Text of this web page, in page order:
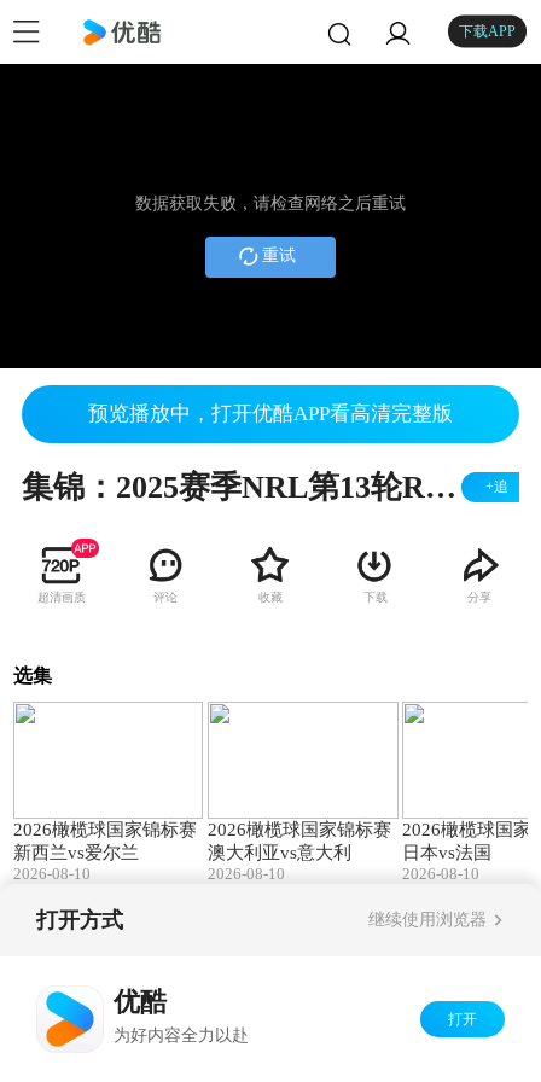
下载APP
数据获取失败，请检查网络之后重试
重试
预览播放中，打开优酷APP看高清完整版
集锦：2025赛季NRL第13轮Rabbitohs v Warriors +追
超清画质 评论 收藏 下载 分享
选集
2026橄榄球国家锦标赛
新西兰vs爱尔兰
2026-08-10
2026橄榄球国家锦标赛
澳大利亚vs意大利
2026-08-10
2026橄榄球国家
日本vs法国
2026-08-10
打开方式 继续使用浏览器
优酷
为好内容全力以赴
打开